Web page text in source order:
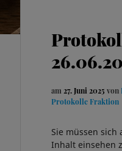
am 27. Juni 2025 von
Protokolle Fraktion
Sie müssen sich
Inhalt einsehen